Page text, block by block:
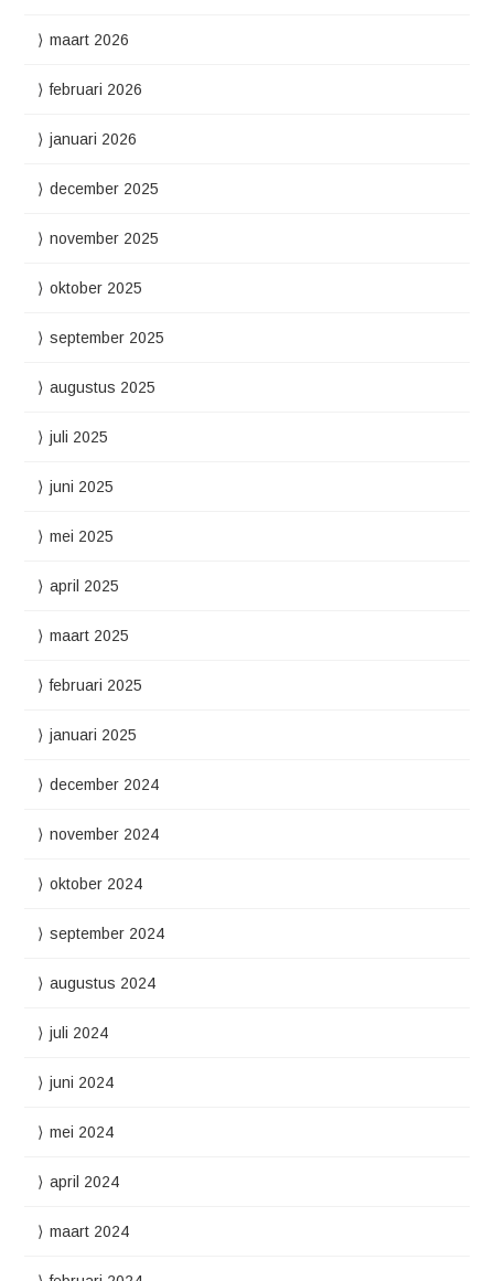
maart 2026
februari 2026
januari 2026
december 2025
november 2025
oktober 2025
september 2025
augustus 2025
juli 2025
juni 2025
mei 2025
april 2025
maart 2025
februari 2025
januari 2025
december 2024
november 2024
oktober 2024
september 2024
augustus 2024
juli 2024
juni 2024
mei 2024
april 2024
maart 2024